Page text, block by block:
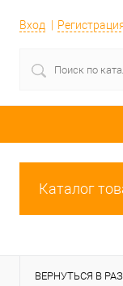
Вход
Каталог
ВЕРНУТЬСЯ В